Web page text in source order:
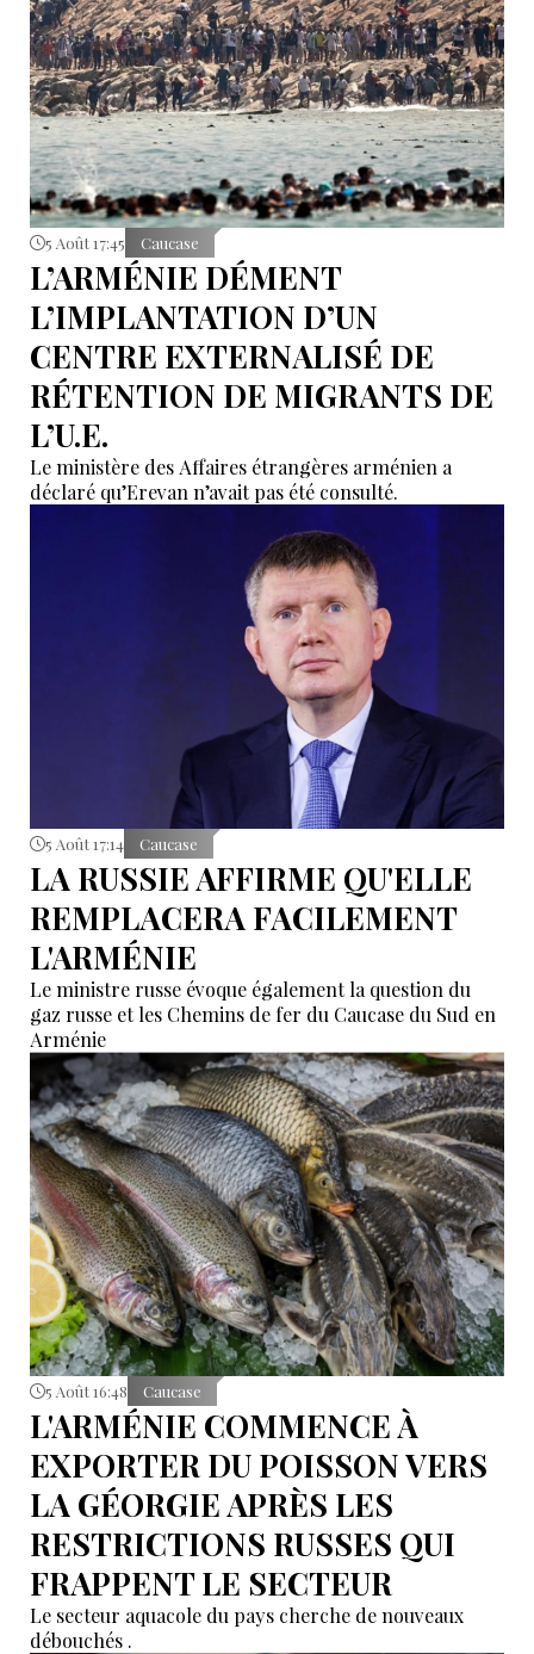
5 Août 17:45 Caucase
L’ARMÉNIE DÉMENT
L’IMPLANTATION D’UN
CENTRE EXTERNALISÉ DE
RÉTENTION DE MIGRANTS DE
L’U.E.
Le ministère des Affaires étrangères arménien a
déclaré qu’Erevan n’avait pas été consulté.
5 Août 17:14 Caucase
LA RUSSIE AFFIRME QU'ELLE
REMPLACERA FACILEMENT
L'ARMÉNIE
Le ministre russe évoque également la question du
gaz russe et les Chemins de fer du Caucase du Sud en
Arménie
5 Août 16:48 Caucase
L'ARMÉNIE COMMENCE À
EXPORTER DU POISSON VERS
LA GÉORGIE APRÈS LES
RESTRICTIONS RUSSES QUI
FRAPPENT LE SECTEUR
Le secteur aquacole du pays cherche de nouveaux
débouchés .